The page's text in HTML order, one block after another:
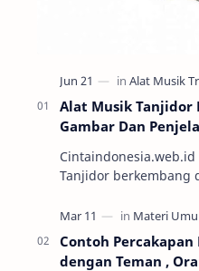
Alat Musik Tanjidor
Gambar Dan
Cintaindonesia.web.id - Alat Musik
Tanjidor berkembang
yang mulai marak
Keseni…
Contoh Percakapan
dengan Teman ,